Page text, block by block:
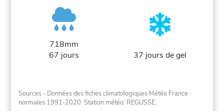
718mm
67 jours
37 jours de gel
Sources - Données des fiches climatologiques Météo France ·
normales 1991-2020. Station météo: REGUSSE.